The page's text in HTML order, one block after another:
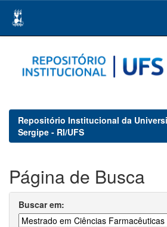
navigation
Repositório Institucional da
Sergipe - RI/UFS
Página de Busca
Buscar em: